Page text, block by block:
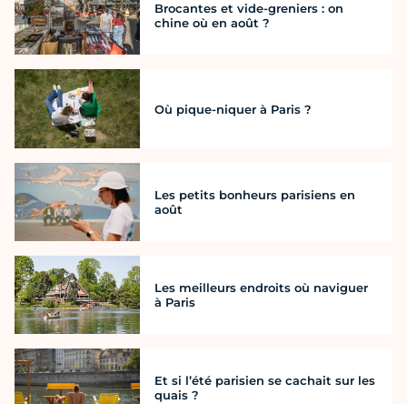
Brocantes et vide-greniers : on
chine où en août ?
Où pique-niquer à Paris ?
Les petits bonheurs parisiens en
août
Les meilleurs endroits où naviguer
à Paris
Et si l’été parisien se cachait sur les
quais ?